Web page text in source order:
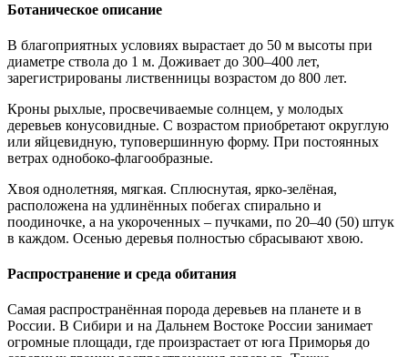
Ботаническое описание
В благоприятных условиях вырастает до 50 м высоты при
диаметре ствола до 1 м. Доживает до 300–400 лет,
зарегистрированы лиственницы возрастом до 800 лет.
Кроны рыхлые, просвечиваемые солнцем, у молодых
деревьев конусовидные. С возрастом приобретают округлую
или яйцевидную, туповершинную форму. При постоянных
ветрах однобоко-флагообразные.
Хвоя однолетняя, мягкая. Сплюснутая, ярко-зелёная,
расположена на удлинённых побегах спирально и
поодиночке, а на укороченных – пучками, по 20–40 (50) штук
в каждом. Осенью деревья полностью сбрасывают хвою.
Распространение и среда обитания
Самая распространённая порода деревьев на планете и в
России. В Сибири и на Дальнем Востоке России занимает
огромные площади, где произрастает от юга Приморья до